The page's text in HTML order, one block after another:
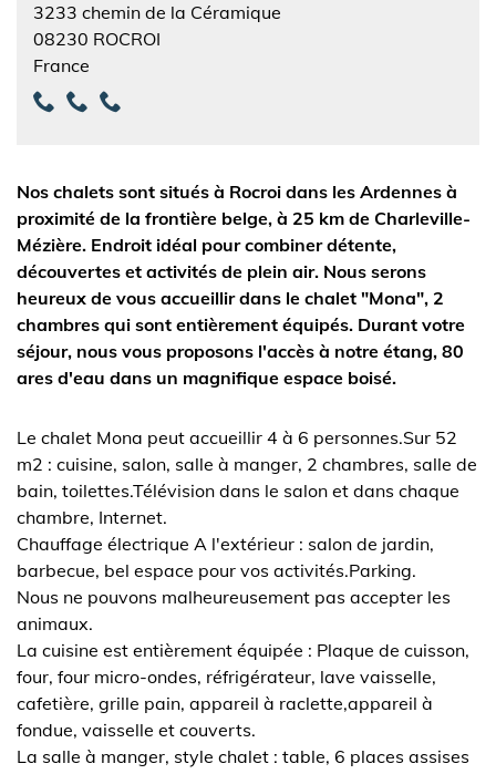
3233 chemin de la Céramique
08230 ROCROI
France
Nos chalets sont situés à Rocroi dans les Ardennes à
proximité de la frontière belge, à 25 km de Charleville-
Mézière. Endroit idéal pour combiner détente,
découvertes et activités de plein air. Nous serons
heureux de vous accueillir dans le chalet "Mona", 2
chambres qui sont entièrement équipés. Durant votre
séjour, nous vous proposons l'accès à notre étang, 80
ares d'eau dans un magnifique espace boisé.
Le chalet Mona peut accueillir 4 à 6 personnes.Sur 52
m2 : cuisine, salon, salle à manger, 2 chambres, salle de
bain, toilettes.Télévision dans le salon et dans chaque
chambre, Internet.
Chauffage électrique A l'extérieur : salon de jardin,
barbecue, bel espace pour vos activités.Parking.
Nous ne pouvons malheureusement pas accepter les
animaux.
La cuisine est entièrement équipée : Plaque de cuisson,
four, four micro-ondes, réfrigérateur, lave vaisselle,
cafetière, grille pain, appareil à raclette,appareil à
fondue, vaisselle et couverts.
La salle à manger, style chalet : table, 6 places assises